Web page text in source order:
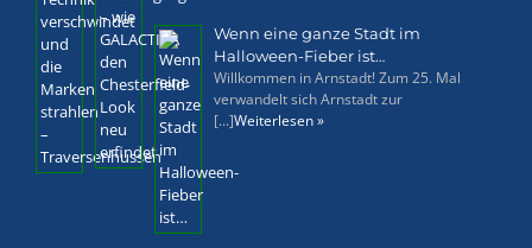
Wenn eine ganze Stadt im
Halloween-Fieber ist…
Willkommen in Arnstadt! Zum 25. Mal
verwandelt sich Arnstadt zur
[...]Weiterlesen »